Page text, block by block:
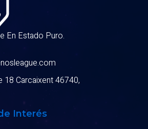
En Estado Puro.
Carcaixent 46740,
Interés